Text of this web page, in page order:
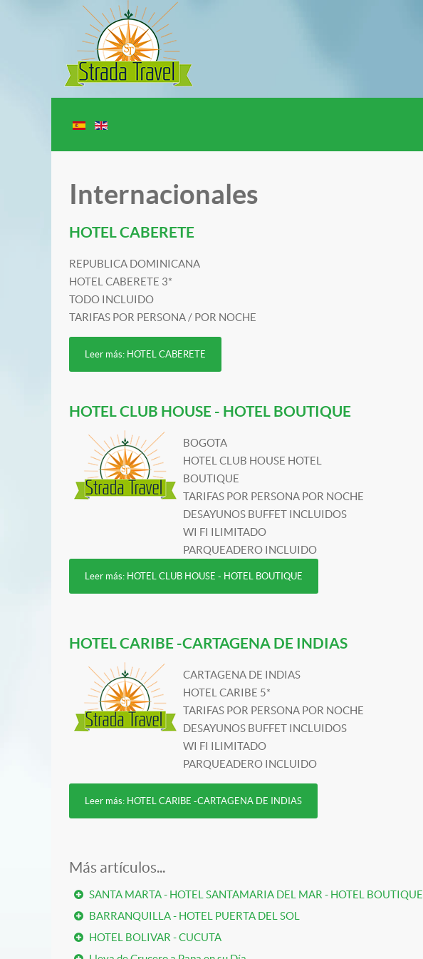
Internacionales
HOTEL CABERETE
REPUBLICA DOMINICANA
HOTEL CABERETE 3*
TODO INCLUIDO
TARIFAS POR PERSONA / POR NOCHE
Leer más: HOTEL CABERETE
HOTEL CLUB HOUSE - HOTEL BOUTIQUE
BOGOTA
HOTEL CLUB HOUSE HOTEL
BOUTIQUE
TARIFAS POR PERSONA POR NOCHE
DESAYUNOS BUFFET INCLUIDOS
WI FI ILIMITADO
PARQUEADERO INCLUIDO
Leer más: HOTEL CLUB HOUSE - HOTEL BOUTIQUE
HOTEL CARIBE -CARTAGENA DE INDIAS
CARTAGENA DE INDIAS
HOTEL CARIBE 5*
TARIFAS POR PERSONA POR NOCHE
DESAYUNOS BUFFET INCLUIDOS
WI FI ILIMITADO
PARQUEADERO INCLUIDO
Leer más: HOTEL CARIBE -CARTAGENA DE INDIAS
Más artículos...
SANTA MARTA - HOTEL SANTAMARIA DEL MAR - HOTEL BOUTIQUE
BARRANQUILLA - HOTEL PUERTA DEL SOL
HOTEL BOLIVAR - CUCUTA